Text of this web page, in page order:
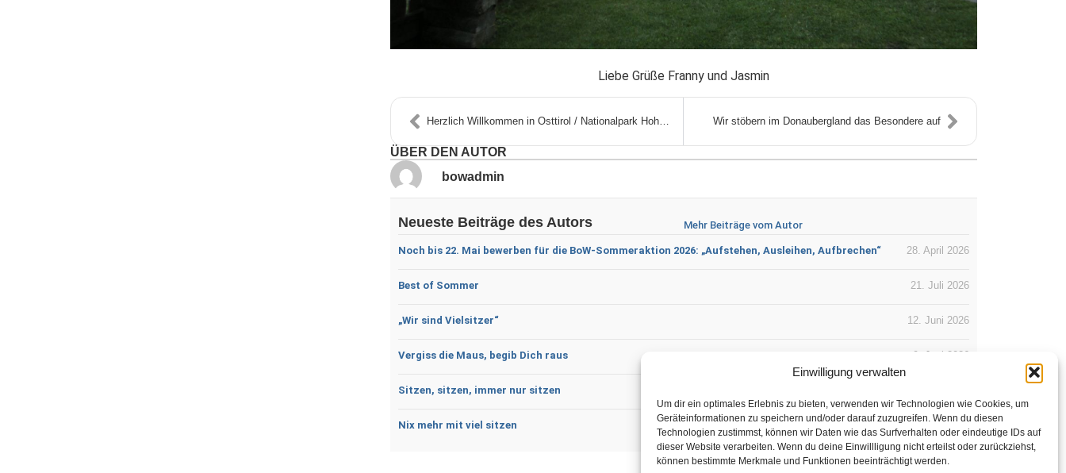
Einwilligung verwalten
Um dir ein optimales Erlebnis zu bieten, verwenden wir Technologien wie Cookies, um
Geräteinformationen zu speichern und/oder darauf zuzugreifen. Wenn du diesen
Technologien zustimmst, können wir Daten wie das Surfverhalten oder eindeutige IDs auf
dieser Website verarbeiten. Wenn du deine Einwillligung nicht erteilst oder zurückziehst,
können bestimmte Merkmale und Funktionen beeinträchtigt werden.
Liebe Grüße Franny und Jasmin
Herzlich Willkommen in Osttirol / Nationalpark Hohe Tauern Wir stöbern im Donaubergland das Besondere auf
ÜBER DEN AUTOR
bowadmin
Neueste Beiträge des Autors Mehr Beiträge vom Autor
Noch bis 22. Mai bewerben für die BoW-Sommeraktion 2026: „Aufstehen, Ausleihen, Aufbrechen“ 28. April 2026
Best of Sommer 21. Juli 2026
„Wir sind Vielsitzer“ 12. Juni 2026
Vergiss die Maus, begib Dich raus 9. Juni 2026
Sitzen, sitzen, immer nur sitzen
Nix mehr mit viel sitzen 2. Juni 2026